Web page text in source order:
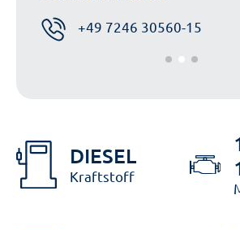
DIESEL
Kraftstoff
+49 7246 30560-15